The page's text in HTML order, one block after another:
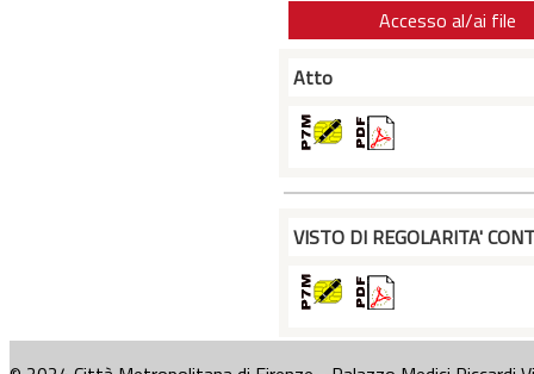
Accesso al/ai file
Atto
VISTO DI REGOLARITA'